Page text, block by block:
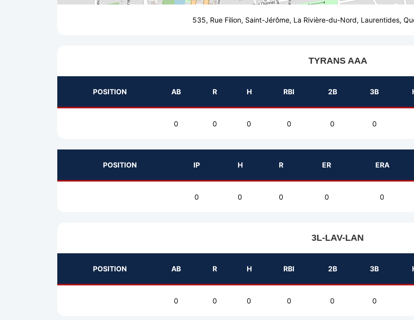
535, Rue Filion, Saint-Jérôme, La Rivière-du-Nord, Laurentides,
TYRANS AAA
POSITION AB R H RBI 2B 3B
0 0 0 0 0 0
POSITION IP H R ER ERA
0 0 0 0 0
3L-LAV-LAN
POSITION AB R H RBI 2B 3B
0 0 0 0 0 0